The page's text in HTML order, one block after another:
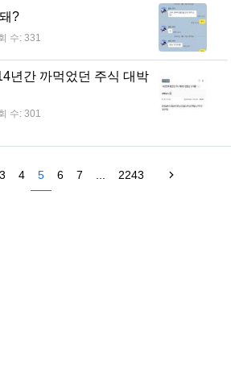
?
수: 331
년간 까먹었던 주식 대박
수: 301
3 4 5 6 7 ... 2243